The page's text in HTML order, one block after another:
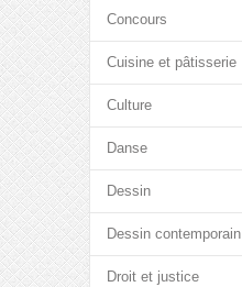
Concours
Cuisine et pâtisserie
Culture
Danse
Dessin
Dessin contemporain
Droit et justice